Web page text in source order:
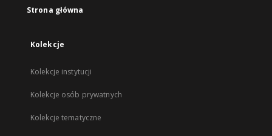
Strona główna
Kolekcje
Kolekcje instytucji
Kolekcje osób prywatnych
Kolekcje tematyczne